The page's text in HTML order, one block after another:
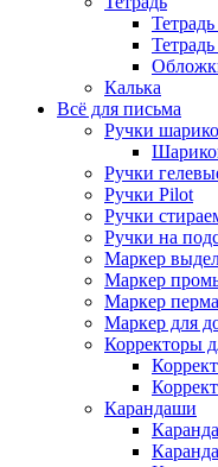
Калька
Всё для письма
Ручки
Ручки
Ручки Pilot
Ручки
Ручки на
Маркер
Маркер
Маркер
Маркер для
Корректоры
Карандаши